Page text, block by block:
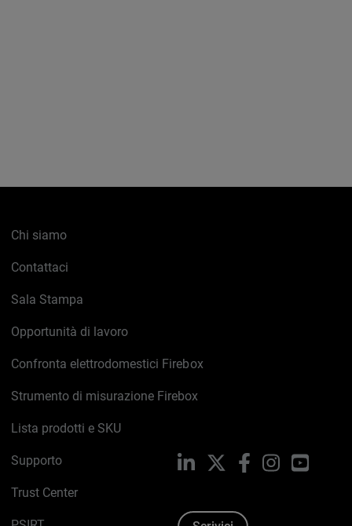
Chi siamo
Contattaci
Sala Stampa
Opportunità di lavoro
Confronta elettrodomestici Firebox
Strumento di misurazione Firebox
Lista prodotti e SKU
Supporto
Trust Center
LinkedIn FacebookInstagram